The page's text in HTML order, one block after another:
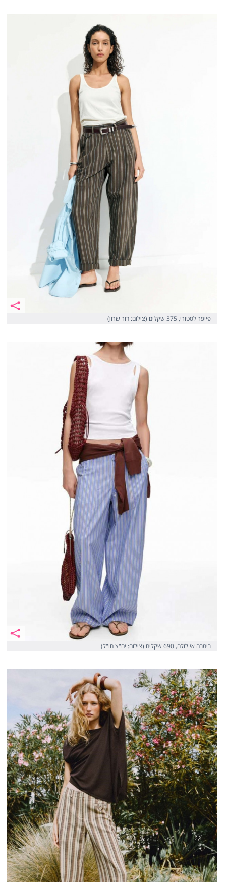
פייפר לסטורי, 375 שקלים (צילום: דור שרון)
בימבה אי לולה, 690 שקלים (צילום: יח"צ חו"ל)